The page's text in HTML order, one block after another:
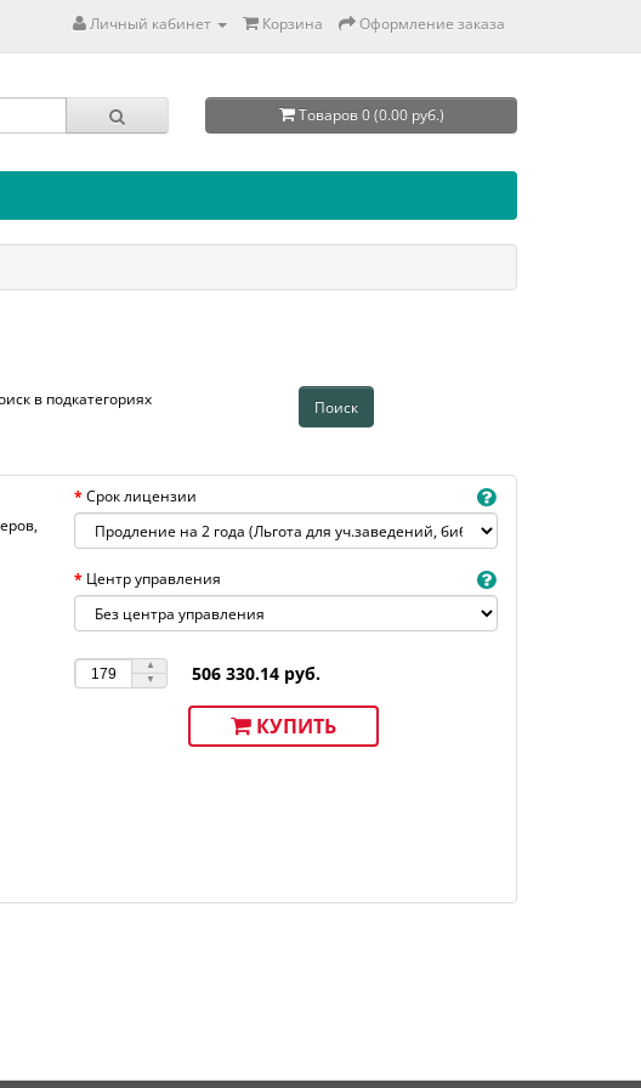
Личный кабинет Корзина Оформление заказа
Товаров 0 (0.00 руб.)
в подкатегориях
Срок лицензии
Центр управления
506 330.14 руб.
КУПИТЬ